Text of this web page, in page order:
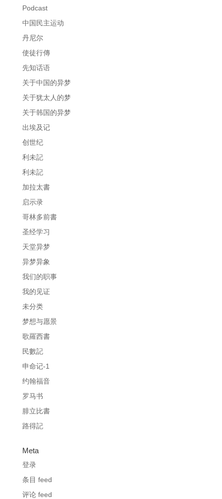
Podcast
中国民主运动
丹尼尔
使徒行傳
先知话语
关于中国的异梦
关于犹太人的梦
关于韩国的异梦
出埃及记
创世纪
利未記
利未記
加拉太書
启示录
哥林多前書
圣经学习
天堂异梦
异梦异象
我们的职事
我的见证
未分类
梦想与愿景
歌羅西書
民數記
申命记-1
约翰福音
罗马书
腓立比書
路得記
Meta
登录
条目 feed
评论 feed